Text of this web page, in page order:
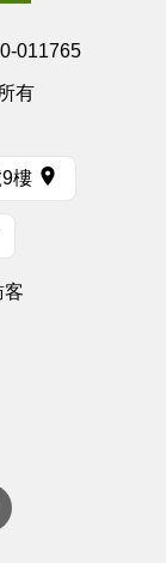
011765
有
樓
客